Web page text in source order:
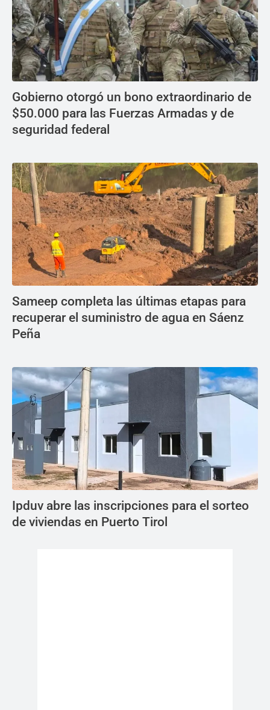
Gobierno otorgó un bono extraordinario de
$50.000 para las Fuerzas Armadas y de
seguridad federal
Sameep completa las últimas etapas para
recuperar el suministro de agua en Sáenz
Peña
Ipduv abre las inscripciones para el sorteo
de viviendas en Puerto Tirol